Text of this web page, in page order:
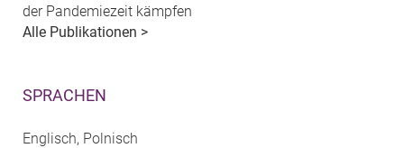
der Pandemiezeit kämpfen
Alle Publikationen >
SPRACHEN
Englisch, Polnisch